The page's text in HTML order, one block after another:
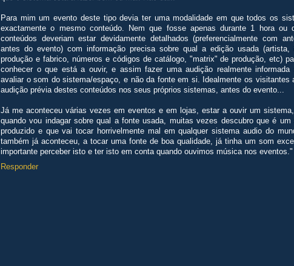
Para mim um evento deste tipo devia ter uma modalidade em que todos os
exactamente o mesmo conteúdo. Nem que fosse apenas durante 1 hora ou
conteúdos deveriam estar devidamente detalhados (preferencialmente com
antes do evento) com informação precisa sobre qual a edição usada
produção e fabrico, números e códigos de catálogo, "matrix" de produção, etc)
conhecer o que está a ouvir, e assim fazer uma audição realmente informada
avaliar o som do sistema/espaço, e não da fonte em si. Idealmente os visitantes
audição prévia destes conteúdos nos seus próprios sistemas, antes do evento...
Já me aconteceu várias vezes em eventos e em lojas, estar a ouvir um
quando vou indagar sobre qual a fonte usada, muitas vezes descubro que é um
produzido e que vai tocar horrivelmente mal em qualquer sistema audio do
também já aconteceu, a tocar uma fonte de boa qualidade, já tinha um som
importante perceber isto e ter isto em conta quando ouvimos música nos eventos."
Responder